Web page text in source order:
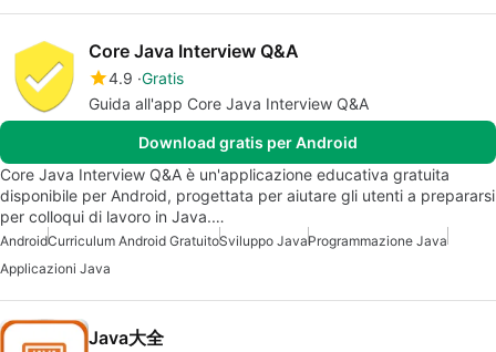
Core Java Interview Q&A
4.9 Gratis
Guida all'app Core Java Interview Q&A
Download gratis per Android
Core Java Interview Q&A è un'applicazione educativa gratuita
disponibile per Android, progettata per aiutare gli utenti a prepararsi
per colloqui di lavoro in Java.…
AndroidCurriculum Android GratuitoSviluppo JavaProgrammazione Java
Applicazioni Java
Java大全